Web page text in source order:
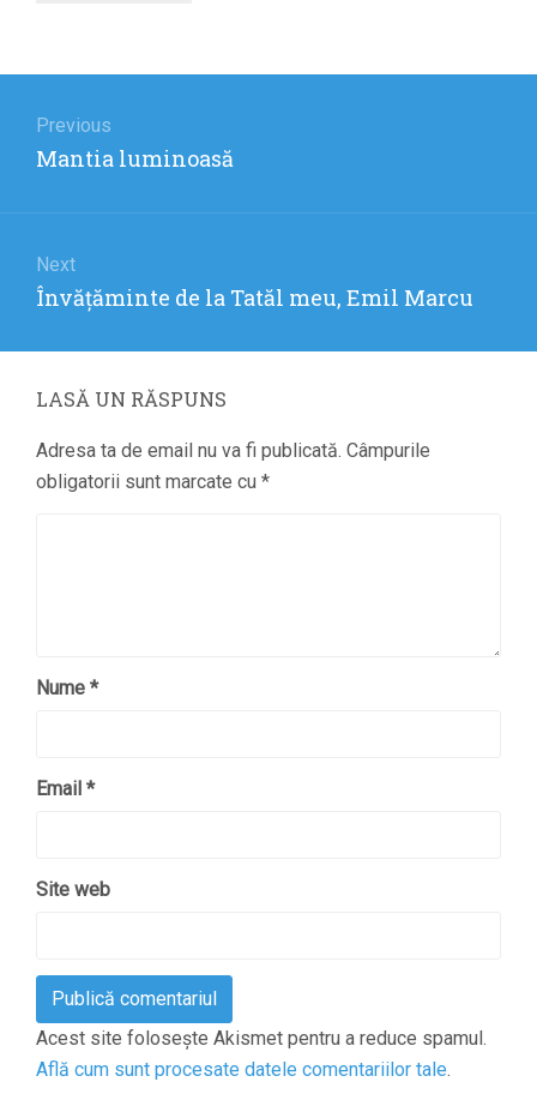
articole
Previous
Previous
Mantia luminoasă
Next
Next
Învățăminte de la Tatăl meu, Emil Marcu
LASĂ UN RĂSPUNS
Adresa ta de email nu va fi publicată. Câmpurile
obligatorii sunt marcate cu *
Nume *
Email *
Site web
Acest site folosește Akismet pentru a reduce spamul.
Află cum sunt procesate datele comentariilor tale.